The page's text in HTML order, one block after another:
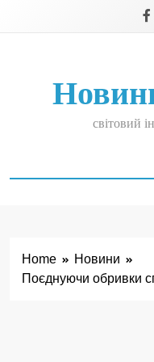
світовий
Home
Новини
Поєднуючи обривки